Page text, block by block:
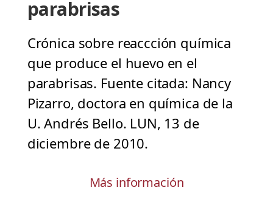
parabrisas
Crónica sobre reaccción química
que produce el huevo en el
parabrisas. Fuente citada: Nancy
Pizarro, doctora en química de la
U. Andrés Bello. LUN, 13 de
diciembre de 2010.
Más información